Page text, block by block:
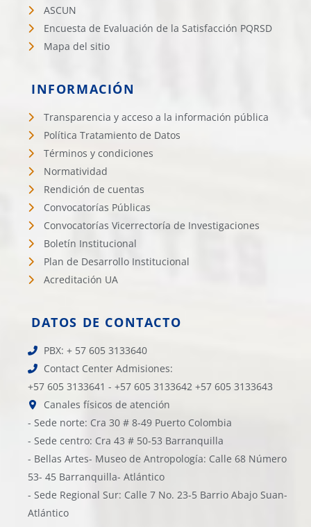
ASCUN
Encuesta de Evaluación de la Satisfacción PQRSD
Mapa del sitio
INFORMACIÓN
Transparencia y acceso a la información pública
Política Tratamiento de Datos
Términos y condiciones
Normatividad
Rendición de cuentas
Convocatorías Públicas
Convocatorías Vicerrectoría de Investigaciones
Boletín Institucional
Plan de Desarrollo Institucional
Acreditación UA
DATOS DE CONTACTO
PBX: + 57 605 3133640
Contact Center Admisiones:
+57 605 3133641 - +57 605 3133642 +57 605 3133643
Canales físicos de atención
- Sede norte: Cra 30 # 8-49 Puerto Colombia
- Sede centro: Cra 43 # 50-53 Barranquilla
- Bellas Artes- Museo de Antropología: Calle 68 Número
53- 45 Barranquilla- Atlántico
- Sede Regional Sur: Calle 7 No. 23-5 Barrio Abajo Suan-
Atlántico